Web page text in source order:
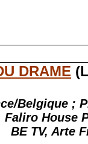
DRAME
Belgique ;
Faliro House
BE TV, Arte